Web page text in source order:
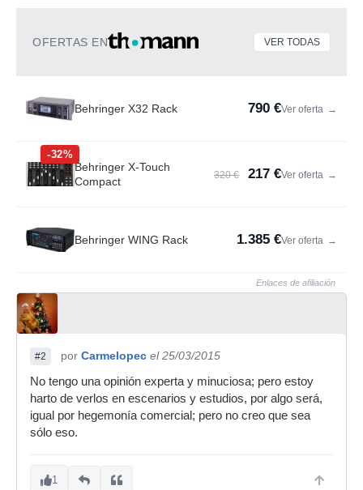
OFERTAS EN VER TODAS
Behringer X32 Rack 790 €Ver oferta →
-32%
Behringer X-Touch
Compact
320 € 217 €Ver oferta →
Behringer WING Rack 1.385 €Ver oferta →
Enlaces de afiliación
#2 por Carmelopec el 25/03/2015
No tengo una opinión experta y minuciosa; pero estoy
harto de verlos en escenarios y estudios, por algo será,
igual por hegemonía comercial; pero no creo que sea
sólo eso.
1